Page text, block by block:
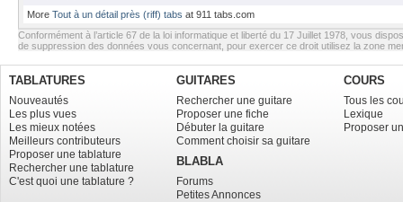
More Tout à un détail près (riff) tabs at 911 tabs.com
Conformément à l’article 67 de la loi informatique et liberté du 17 Juillet 1978, vous
de suppression des données vous concernant, pour exercer ce droit utilisez la zone
TABLATURES
Nouveautés
Les plus vues
Les mieux notées
Meilleurs contributeurs
Proposer une tablature
Rechercher une tablature
C'est quoi une tablature ?
GUITARES
Rechercher une guitare
Proposer une fiche
Débuter la guitare
Comment choisir sa guitare
BLABLA
Forums
Petites Annonces
COURS
Tous les
Lexique
Proposer